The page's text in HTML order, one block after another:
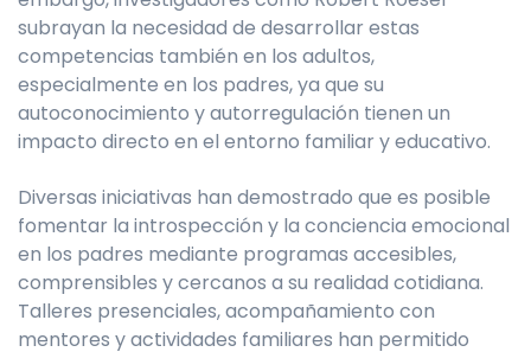
subrayan la necesidad de desarrollar estas
competencias también en los adultos,
especialmente en los padres, ya que su
autoconocimiento y autorregulación tienen un
impacto directo en el entorno familiar y educativo.
Diversas iniciativas han demostrado que es posible
fomentar la introspección y la conciencia emocional
en los padres mediante programas accesibles,
comprensibles y cercanos a su realidad cotidiana.
Talleres presenciales, acompañamiento con
mentores y actividades familiares han permitido